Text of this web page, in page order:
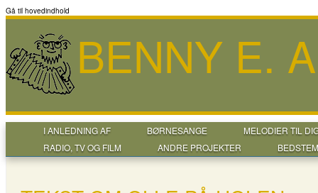
Gå til hovedindhold
BENNY E.
I ANLEDNING AF BØRNESANGE
MELODIER TIL
RADIO, TV OG FILM
ANDRE PROJEKTER